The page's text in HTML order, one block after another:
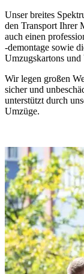
Unser breites
den Transport Ihrer
auch einen
-demontage sowie
Umzugskartons und
Wir legen großen
sicher und
unterstützt durch
Umzüge.